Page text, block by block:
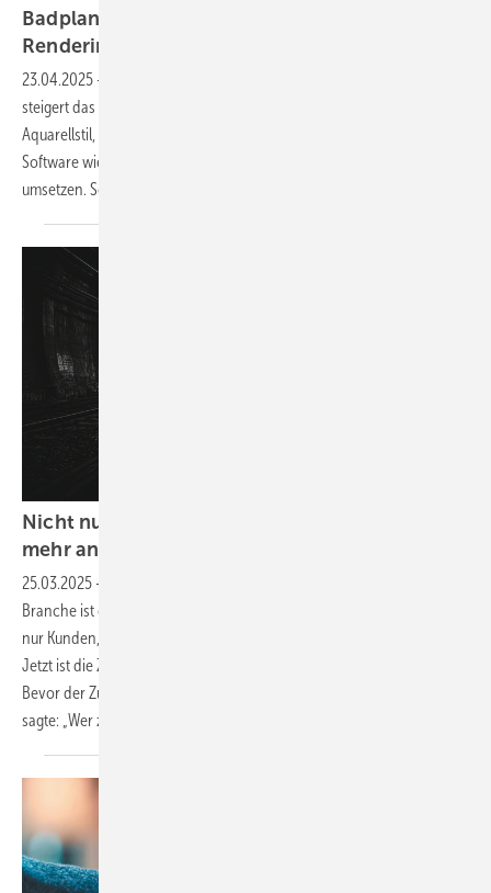
Badplanung digital: Die Vorteile von Skizze,
Rendering und
23.04.2025 -
steigert das Verständnis und damit die Zufriedenheit bei Kunden. Ob
Aquarellstil, fotorealistische Renderings oder Virtual Reality – mit
Software wie zum Beispiel Palette CAD lassen sich alle Methoden
umsetzen. So wird aus der Planung ein emotionales
Nicht nur in die Röhre gucken! Warum keiner
mehr an der Digitalisierung
25.03.2025 -
Branche ist digital. Wer sich der Entwicklung verweigert, verliert nicht
nur Kunden, sondern bald auch seine Wettbewerbsfähigkeit.
Jetzt ist die Zeit zu handeln, findet SBZ-Chefredakteur Dennis Jäger.
Bevor der Zug abgefahren ist. Denn wie Michail Gorbatschow einst
sagte: „Wer zu spät kommt, den bestraft das